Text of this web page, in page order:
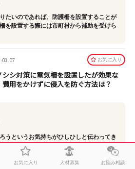
たいのであれば、防護柵を設置することが
を設置する際には市町村から補助を受けら
お気に⼊り
シシ対策に電気柵を設置したが効果な
費用をかけずに侵入を防ぐ方法は？
うというお気持ちがひしひしと伝わってき
柵は経験されているように、潜られたり破
お気に入り 人材募集 お悩み相談